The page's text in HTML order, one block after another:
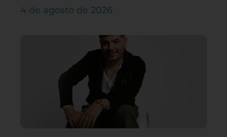
4 de agosto de 2026